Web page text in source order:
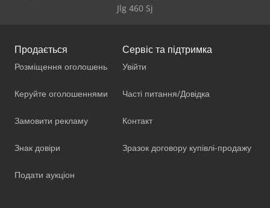
Jlg 460 Sj
Продається
Розміщення оголошень
Керуйте оголошеннями
Замовити рекламу
Знак довіри
Подати аукціон
Сервіс та підтримка
Увійти
Часті питання/Довідка
Контакт
Зразок договору купівлі-продажу